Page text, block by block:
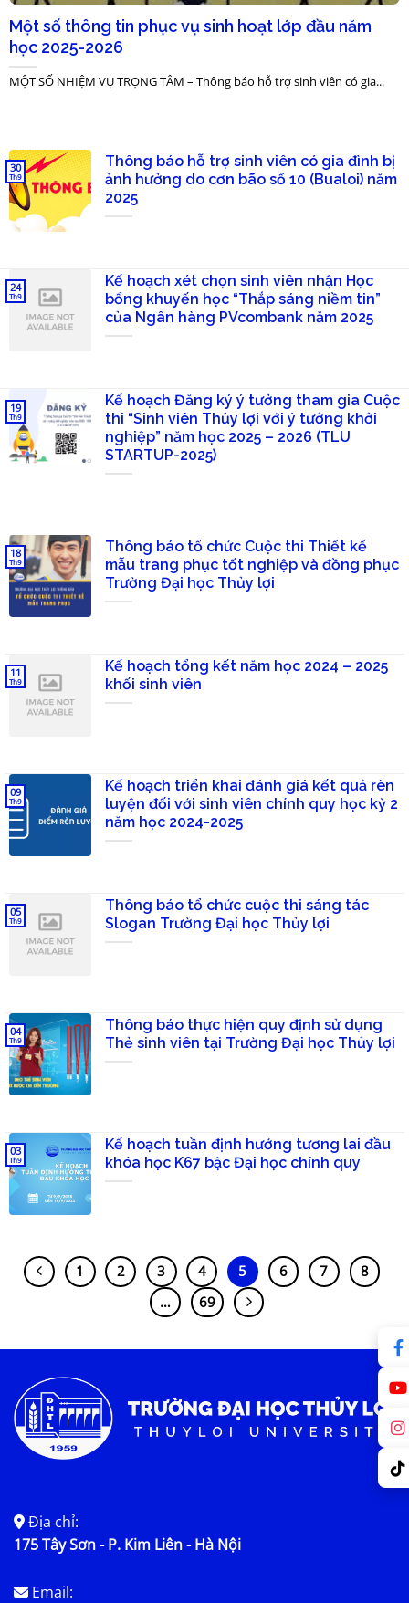
Một số thông tin phục vụ sinh hoạt lớp đầu năm
học 2025-2026
MỘT SỐ NHIỆM VỤ TRỌNG TÂM – Thông báo hỗ trợ sinh viên có gia...
Thông báo hỗ trợ sinh viên có gia đình bị
ảnh hưởng do cơn bão số 10 (Bualoi) năm
2025
30
Th9
Kế hoạch xét chọn sinh viên nhận Học
bổng khuyến học “Thắp sáng niềm tin”
của Ngân hàng PVcombank năm 2025
24
Th9
Kế hoạch Đăng ký ý tưởng tham gia Cuộc
thi “Sinh viên Thủy lợi với ý tưởng khởi
nghiệp” năm học 2025 – 2026 (TLU
STARTUP-2025)
19
Th9
Thông báo tổ chức Cuộc thi Thiết kế
mẫu trang phục tốt nghiệp và đồng phục
Trường Đại học Thủy lợi
18
Th9
Kế hoạch tổng kết năm học 2024 – 2025
khối sinh viên
11
Th9
Kế hoạch triển khai đánh giá kết quả rèn
luyện đối với sinh viên chính quy học kỳ 2
năm học 2024-2025
09
Th9
Thông báo tổ chức cuộc thi sáng tác
Slogan Trường Đại học Thủy lợi
05
Th9
Thông báo thực hiện quy định sử dụng
Thẻ sinh viên tại Trường Đại học Thủy lợi
04
Th9
Kế hoạch tuần định hướng tương lai đầu
khóa học K67 bậc Đại học chính quy
03
Th9
1 2 3 4 5 6 7
8
…
69
Địa chỉ:
175 Tây Sơn - P. Kim Liên - Hà Nội
Email: